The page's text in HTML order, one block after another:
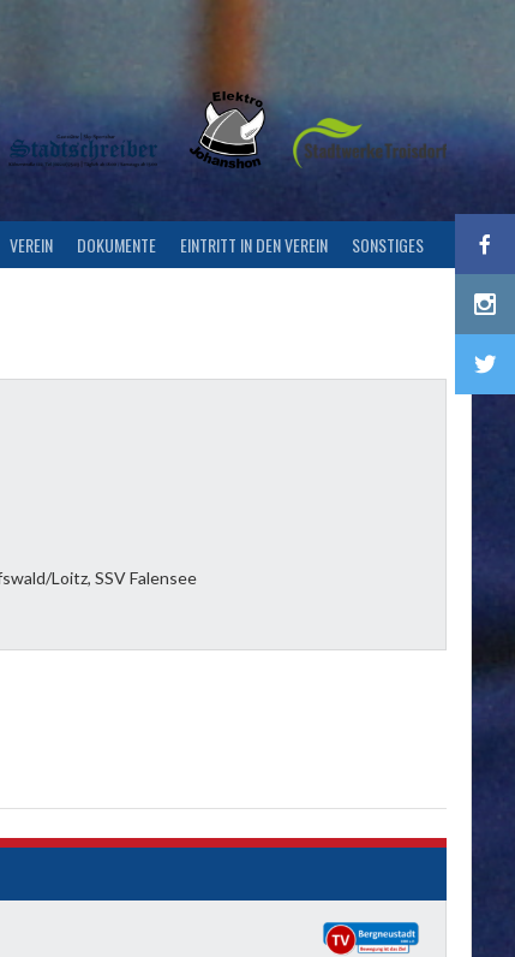
VEREIN DOKUMENTE EINTRITT IN DEN VEREIN SONSTIGES
Loitz, SSV Falensee